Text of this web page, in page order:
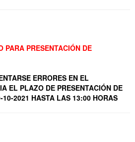
PRESENTACIÓN DE
ERRORES EN EL
EL PLAZO DE PRESENTACIÓN DE
10-2021 HASTA LAS 13:00 HORAS